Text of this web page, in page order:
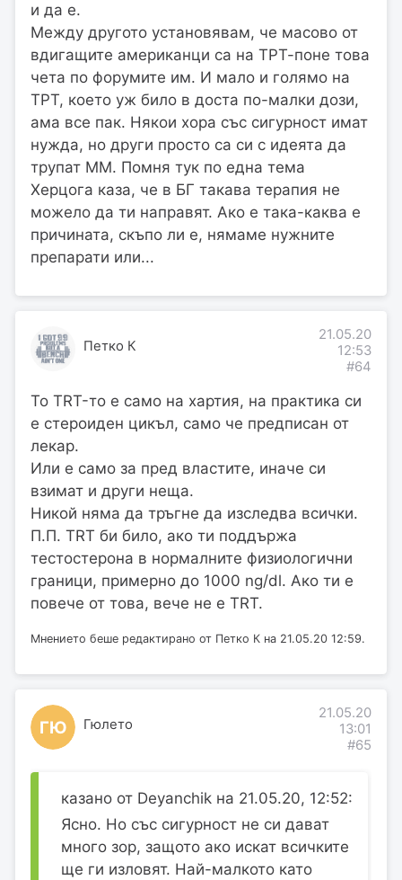
и да е.
Между другото установявам, че масово от
вдигащите американци са на ТРТ-поне това
чета по форумите им. И мало и голямо на
ТРТ, което уж било в доста по-малки дози,
ама все пак. Някои хора със сигурност имат
нужда, но други просто са си с идеята да
трупат ММ. Помня тук по една тема
Херцога каза, че в БГ такава терапия не
можело да ти направят. Ако е така-каква е
причината, скъпо ли е, нямаме нужните
препарати или...
Петко К
21.05.20
12:53
#64
То TRT-то е само на хартия, на практика си
е стероиден цикъл, само че предписан от
лекар.
Или е само за пред властите, иначе си
взимат и други неща.
Никой няма да тръгне да изследва всички.
П.П. TRT би било, ако ти поддържа
тестостерона в нормалните физиологични
граници, примерно до 1000 ng/dl. Ако ти е
повече от това, вече не е TRT.
Мнението беше редактирано от Петко К на 21.05.20 12:59.
ГЮ Гюлето
21.05.20
13:01
#65
казано от Deyanchik на 21.05.20, 12:52:
Ясно. Но със сигурност не си дават
много зор, защото ако искат всичките
ще ги изловят. Най-малкото като